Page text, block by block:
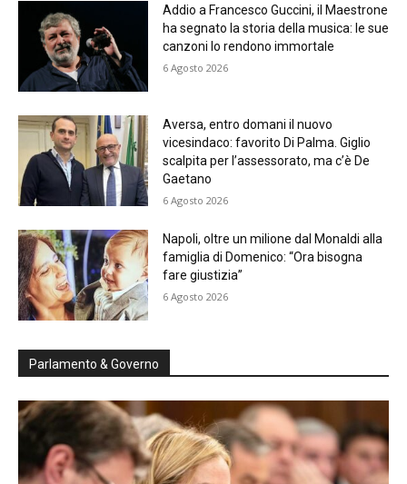
Addio a Francesco Guccini, il Maestrone
ha segnato la storia della musica: le sue
canzoni lo rendono immortale
6 Agosto 2026
Aversa, entro domani il nuovo
vicesindaco: favorito Di Palma. Giglio
scalpita per l’assessorato, ma c’è De
Gaetano
6 Agosto 2026
Napoli, oltre un milione dal Monaldi alla
famiglia di Domenico: “Ora bisogna
fare giustizia”
6 Agosto 2026
Parlamento & Governo